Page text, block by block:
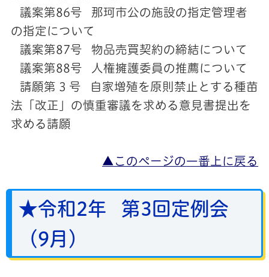
議案第86号 那珂市公の施設の指定管理者
の指定について
議案第87号 物品売買契約の締結について
議案第88号 人権擁護委員の推薦について
請願第 3 号 自家増殖を原則禁止とする種苗
法「改正」の慎重審議を求める意見書提出を
求める請願
▲このページの一番上に戻る
★令和2年 第3回定例会
（9月）